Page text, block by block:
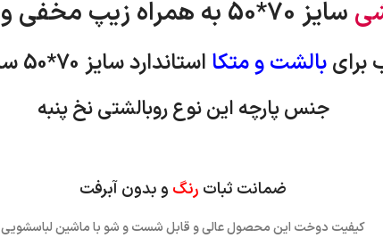
سایز 70*50 به همراه زیپ مخفی و لبه دار
برایبالشت و متکا استانداردسایز 70*50 سانتی متر
جنس پارچه این نوع روبالشتی نخ پنبه
ضمانت ثبات رنگ و بدون آبرفت
کیفیت دوخت این محصول عالی و قابل شست و شو با ماشین لباسشویی